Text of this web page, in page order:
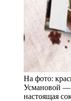
На фото:
Усмановой —
настоящая